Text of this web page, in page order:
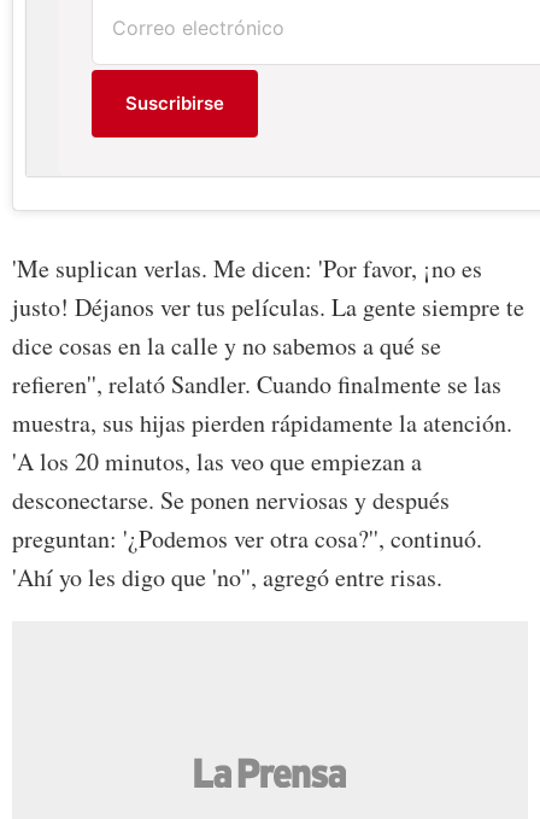
Suscribirse
'Me suplican verlas. Me dicen: 'Por favor, ¡no es
justo! Déjanos ver tus películas. La gente siempre te
dice cosas en la calle y no sabemos a qué se
refieren'', relató Sandler. Cuando finalmente se las
muestra, sus hijas pierden rápidamente la atención.
'A los 20 minutos, las veo que empiezan a
desconectarse. Se ponen nerviosas y después
preguntan: '¿Podemos ver otra cosa?'', continuó.
'Ahí yo les digo que 'no'', agregó entre risas.